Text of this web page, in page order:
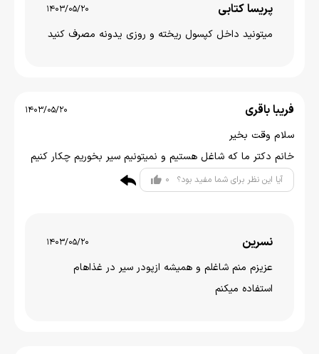
پریسا کتابی 1403/05/20
میتونید داخل کپسول ریخته و روزی یدونه مصرف کنید
فریبا باقری 1403/05/20
سلام وقت بخیر
خانم دکتر ما که شاغل هستیم و نمیتونیم سیر بخوریم چکار کنیم
آیا این نظر برای شما مفید بود؟ 0
نسرین 1403/05/20
عزیزم منم شاغلم و همیشه ازپودر سیر در غذاهام
استفاده میکنم